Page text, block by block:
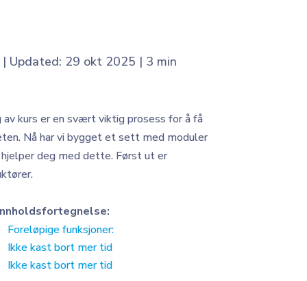
| Updated: 29 okt 2025 | 3 min
kurs er en svært viktig prosess for å få
Nå har vi bygget et sett med moduler
deg med dette. Først ut er
Foreløpige funksjoner:
Ikke kast bort mer tid
Ikke kast bort mer tid